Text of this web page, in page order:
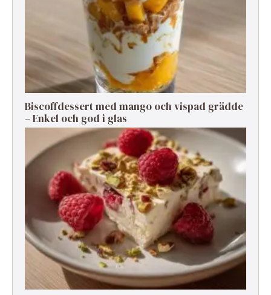
Biscoffdessert med mango och vispad grädde
– Enkel och god i glas